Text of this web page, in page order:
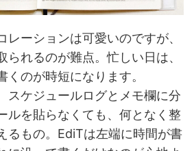
レーションは可愛いのですが、
られるのが難点。忙しい日は、
くのが時短になります。
スケジュールログとメモ欄に分
ルを貼らなくても、何となく整
るもの。EdiTは左端に時間が書